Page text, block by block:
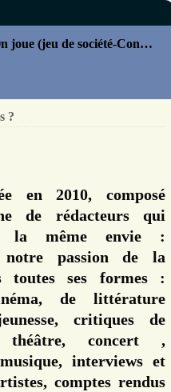
On joue (jeu de société-Concours)
?
en 2010, composé
de rédacteurs qui
la même envie :
notre passion de la
toutes ses formes :
de littérature
critiques de
théâtre, concert ,
interviews et
comptes rendus